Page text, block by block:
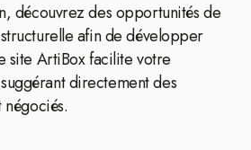
découvrez des opportunités de
afin de développer
site ArtiBox facilite votre
directement des